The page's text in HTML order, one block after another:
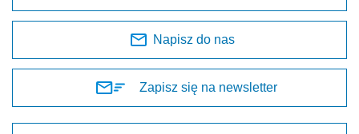
Napisz do nas
Zapisz się na newsletter